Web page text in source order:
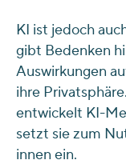
KI ist jedoch
gibt Bedenken
Auswirkungen
ihre
entwickelt KI-
setzt sie zum
innen ein.